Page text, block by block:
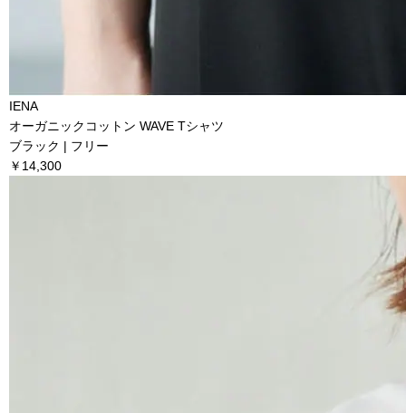
IENA
オーガニックコットン WAVE Tシャツ
ブラック | フリー
￥14,300